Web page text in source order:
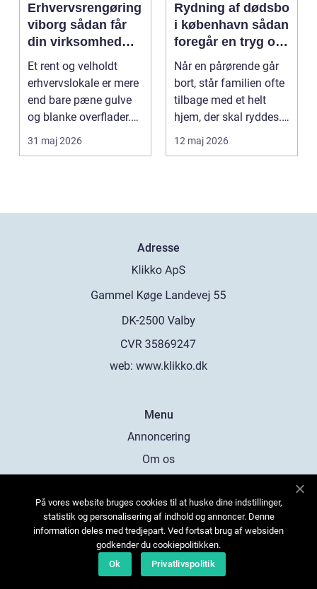
Erhvervsrengøring
viborg sådan får
din virksomhed
mere tid og bedre
arbejdsmiljø
Et rent og velholdt
erhvervslokale er mere
end bare pæne gulve
og blanke overflader.
Rengøringen påv...
31 maj 2026
Rydning af dødsbo
i københavn sådan
foregår en tryg og
effektiv proces
Når en pårørende går
bort, står familien ofte
tilbage med et helt
hjem, der skal ryddes.
Møbler, per...
12 maj 2026
Adresse
web: www.klikko.dk
Menu
Annoncering
Om os
Kontakt os
Sitemap
På vores website bruges cookies til at huske dine indstillinger,
statistik og personalisering af indhold og annoncer. Denne
information deles med tredjepart. Ved fortsat brug af websiden
godkender du cookiepolitikken.
Ok
Privatlivspolitik